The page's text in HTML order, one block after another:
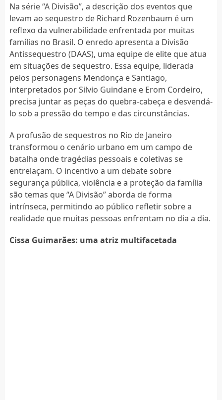
Na série “A Divisão”, a descrição dos eventos que
levam ao sequestro de Richard Rozenbaum é um
reflexo da vulnerabilidade enfrentada por muitas
famílias no Brasil. O enredo apresenta a Divisão
Antissequestro (DAAS), uma equipe de elite que atua
em situações de sequestro. Essa equipe, liderada
pelos personagens Mendonça e Santiago,
interpretados por Silvio Guindane e Erom Cordeiro,
precisa juntar as peças do quebra-cabeça e desvendá-
lo sob a pressão do tempo e das circunstâncias.
A profusão de sequestros no Rio de Janeiro
transformou o cenário urbano em um campo de
batalha onde tragédias pessoais e coletivas se
entrelaçam. O incentivo a um debate sobre
segurança pública, violência e a proteção da família
são temas que “A Divisão” aborda de forma
intrínseca, permitindo ao público refletir sobre a
realidade que muitas pessoas enfrentam no dia a dia.
Cissa Guimarães: uma atriz multifacetada